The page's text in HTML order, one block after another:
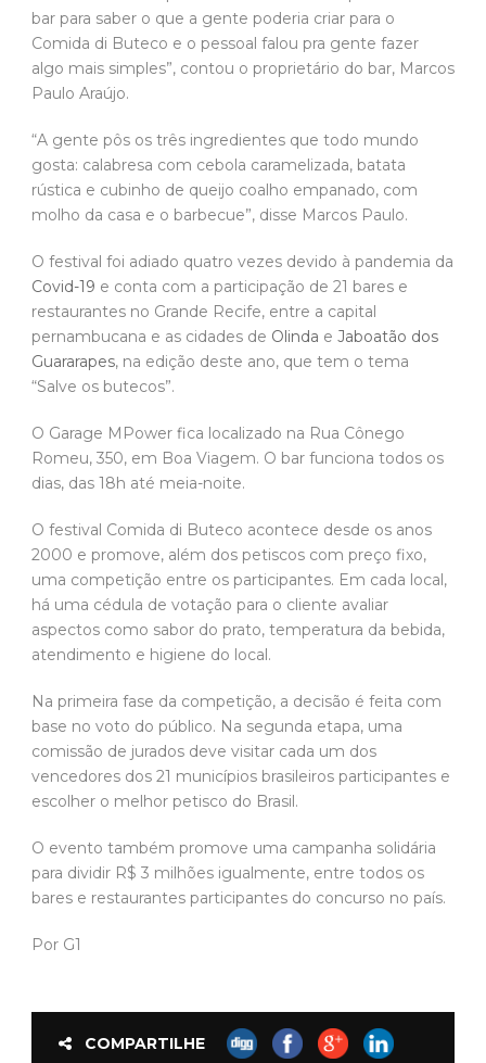
bar para saber o que a gente poderia criar para o
Comida di Buteco e o pessoal falou pra gente fazer
algo mais simples”, contou o proprietário do bar, Marcos
Paulo Araújo.
“A gente pôs os três ingredientes que todo mundo
gosta: calabresa com cebola caramelizada, batata
rústica e cubinho de queijo coalho empanado, com
molho da casa e o barbecue”, disse Marcos Paulo.
O festival foi adiado quatro vezes devido à pandemia da
Covid-19 e conta com a participação de 21 bares e
restaurantes no Grande Recife, entre a capital
pernambucana e as cidades de Olinda e Jaboatão dos
Guararapes, na edição deste ano, que tem o tema
“Salve os butecos”.
O Garage MPower fica localizado na Rua Cônego
Romeu, 350, em Boa Viagem. O bar funciona todos os
dias, das 18h até meia-noite.
O festival Comida di Buteco acontece desde os anos
2000 e promove, além dos petiscos com preço fixo,
uma competição entre os participantes. Em cada local,
há uma cédula de votação para o cliente avaliar
aspectos como sabor do prato, temperatura da bebida,
atendimento e higiene do local.
Na primeira fase da competição, a decisão é feita com
base no voto do público. Na segunda etapa, uma
comissão de jurados deve visitar cada um dos
vencedores dos 21 municípios brasileiros participantes e
escolher o melhor petisco do Brasil.
O evento também promove uma campanha solidária
para dividir R$ 3 milhões igualmente, entre todos os
bares e restaurantes participantes do concurso no país.
Por G1
COMPARTILHE